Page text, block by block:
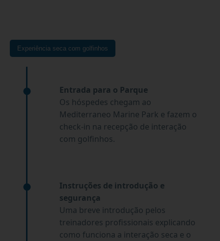
Experiência seca com golfinhos
Entrada para o Parque
Os hóspedes chegam ao
Mediterraneo Marine Park e fazem o
check-in na recepção de interação
com golfinhos.
Instruções de introdução e
segurança
Uma breve introdução pelos
treinadores profissionais explicando
como funciona a interação seca e o